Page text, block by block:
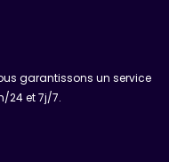
garantissons un service
24 et 7j/7.